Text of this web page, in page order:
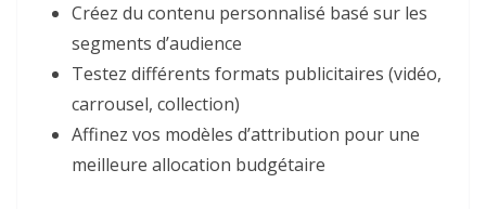
Créez du contenu personnalisé basé sur les
segments d’audience
Testez différents formats publicitaires (vidéo,
carrousel, collection)
Affinez vos modèles d’attribution pour une
meilleure allocation budgétaire